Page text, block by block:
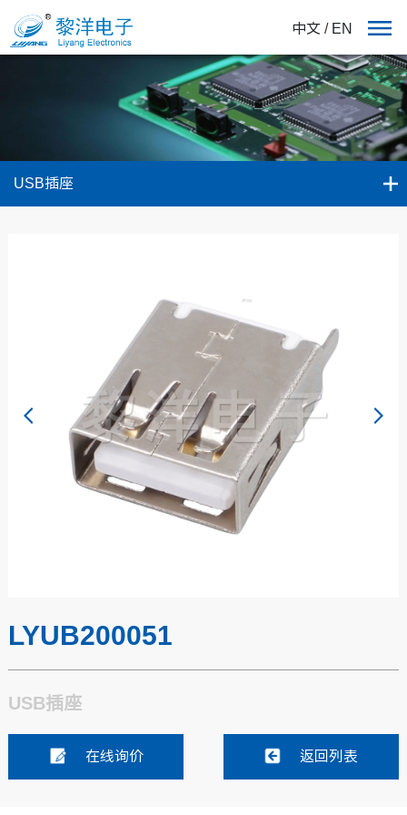
中文 / EN
USB插座
LYUB200051
USB插座
在线询价 返回列表